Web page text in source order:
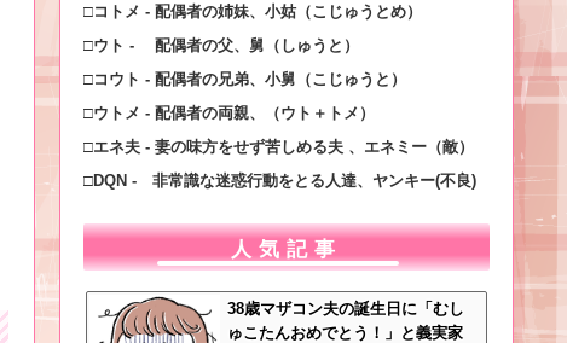
□コトメ - 配偶者の姉妹、小姑（こじゅうとめ）
□ウト - 配偶者の父、舅（しゅうと）
□コウト - 配偶者の兄弟、小舅（こじゅうと）
□ウトメ - 配偶者の両親、（ウト＋トメ）
□エネ夫 - 妻の味方をせず苦しめる夫 、エネミー（敵）
□DQN - 非常識な迷惑行動をとる人達、ヤンキー(不良)
人気記事
38歳マザコン夫の誕生日に「むし
ゅこたんおめでとう！」と義実家